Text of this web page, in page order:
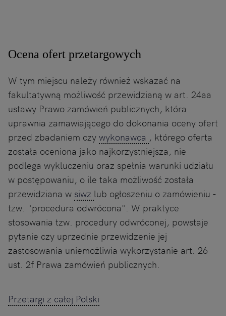
Ocena ofert przetargowych
W tym miejscu należy również wskazać na
fakultatywną możliwość przewidzianą w art. 24aa
ustawy Prawo zamówień publicznych, która
uprawnia zamawiającego do dokonania oceny ofert
przed zbadaniem czy wykonawca , którego oferta
została oceniona jako najkorzystniejsza, nie
podlega wykluczeniu oraz spełnia warunki udziału
w postępowaniu, o ile taka możliwość została
przewidziana w siwz lub ogłoszeniu o zamówieniu -
tzw. "procedura odwrócona". W praktyce
stosowania tzw. procedury odwróconej, powstaje
pytanie czy uprzednie przewidzenie jej
zastosowania uniemożliwia wykorzystanie art. 26
ust. 2f Prawa zamówień publicznych.
Przetargi z całej Polski